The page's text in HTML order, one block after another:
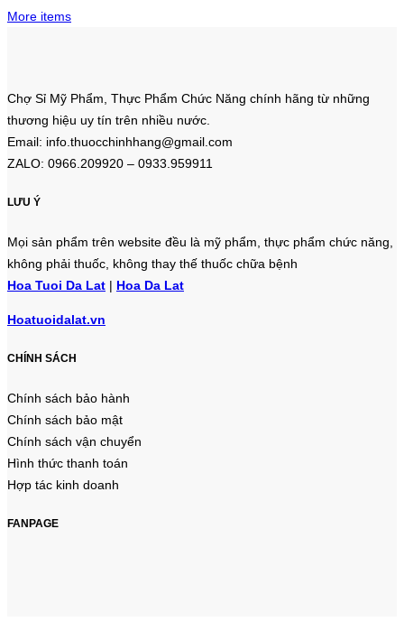
More items
Chợ Sỉ Mỹ Phẩm, Thực Phẩm Chức Năng chính hãng từ những
thương hiệu uy tín trên nhiều nước.
Email: info.thuocchinhhang@gmail.com
ZALO: 0966.209920 – 0933.959911
LƯU Ý
Mọi sản phẩm trên website đều là mỹ phẩm, thực phẩm chức năng,
không phải thuốc, không thay thế thuốc chữa bệnh
Hoa Tuoi Da Lat | Hoa Da Lat
Hoatuoidalat.vn
CHÍNH SÁCH
Chính sách bảo hành
Chính sách bảo mật
Chính sách vận chuyển
Hình thức thanh toán
Hợp tác kinh doanh
FANPAGE